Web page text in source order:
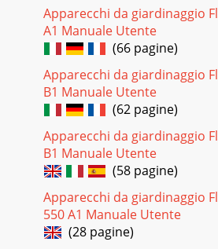
Apparecchi da giardinaggio
A1 Manuale Utente
(66 pagine)
Apparecchi da giardinaggio
B1 Manuale Utente
(62 pagine)
Apparecchi da giardinaggio
B1 Manuale Utente
(58 pagine)
Apparecchi da giardinaggio
550 A1 Manuale Utente
(28 pagine)